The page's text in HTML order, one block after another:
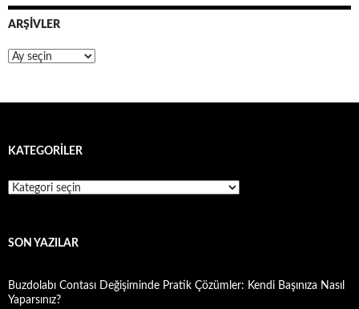
ARŞIVLER
Arşivler
KATEGORILER
Kategoriler
SON YAZILAR
Buzdolabı Contası Değişiminde Pratik Çözümler: Kendi Başınıza Nasıl
Yaparsınız?